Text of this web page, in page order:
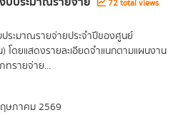
72 total views
ระมาณรายจ่ายประจำปีของศูนย์
ดยแสดงรายละเอียดจำแนกตามแผนงาน
ทรายจ่าย...
ษภาคม 2569